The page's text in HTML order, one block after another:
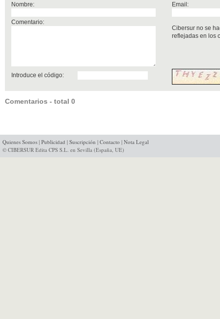
Nombre: Email:
Comentario:
Cibersur no se
reflejadas en los
Introduce el código:
Comentarios - total 0
Quienes Somos | Publicidad | Suscripción | Contacto | Nota Legal
© CIBERSUR Edita CPS S.L. en Sevilla (España, UE)